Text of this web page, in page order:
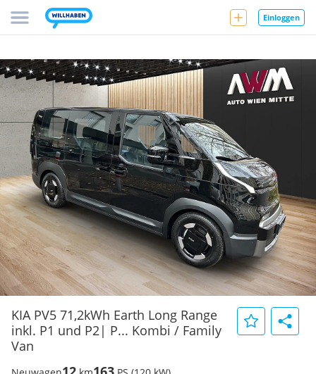
Einloggen
KIA PV5 71,2kWh Earth Long Range
inkl. P1 und P2| P... Kombi / Family
Van